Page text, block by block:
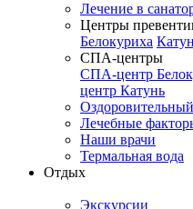
Лечение в
Центры
Белокуриха
СПА-центры
СПА-центр
центр Катунь
Лечебные
Наши врачи
Термальная вода
Отдых
Экскурсии